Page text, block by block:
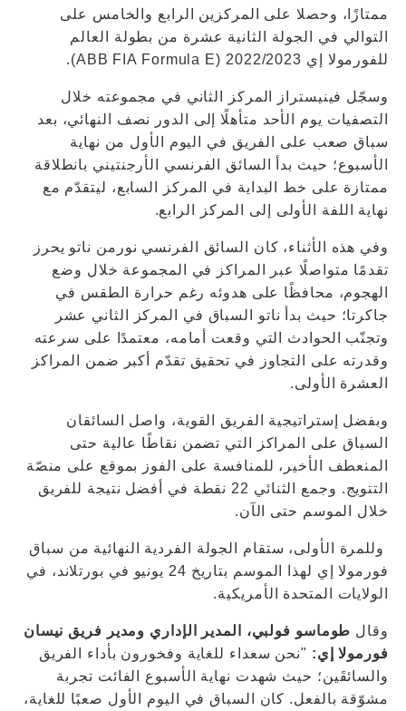
ممتازًا، وحصلا على المركزين الرابع والخامس على
التوالي في الجولة الثانية عشرة من بطولة العالم
للفورمولا إي 2022/2023 (ABB FIA Formula E).
وسجّل فينيستراز المركز الثاني في مجموعته خلال
التصفيات يوم الأحد متأهلًا إلى الدور نصف النهائي، بعد
سباق صعب على الفريق في اليوم الأول من نهاية
الأسبوع؛ حيث بدأ السائق الفرنسي الأرجنتيني بانطلاقة
ممتازة على خط البداية في المركز السابع، ليتقدّم مع
نهاية اللفة الأولى إلى المركز الرابع.
وفي هذه الأثناء، كان السائق الفرنسي نورمن ناتو يحرز
تقدمًا متواصلًا عبر المراكز في المجموعة خلال وضع
الهجوم، محافظًا على هدوئه رغم حرارة الطقس في
جاكرتا؛ حيث بدأ ناتو السباق في المركز الثاني عشر
وتجنّب الحوادث التي وقعت أمامه، معتمدًا على سرعته
وقدرته على التجاوز في تحقيق تقدّم أكبر ضمن المراكز
العشرة الأولى.
وبفضل إستراتيجية الفريق القوية، واصل السائقان
السباق على المراكز التي تضمن نقاطًا عالية حتى
المنعطف الأخير، للمنافسة على الفوز بموقع على منصّة
التتويج. وجمع الثنائي 22 نقطة في أفضل نتيجة للفريق
خلال الموسم حتى الآن.
وللمرة الأولى، ستقام الجولة الفردية النهائية من سباق
فورمولا إي لهذا الموسم بتاريخ 24 يونيو في بورتلاند، في
الولايات المتحدة الأمريكية.
وقال طوماسو فولبي، المدير الإداري ومدير فريق نيسان
فورمولا إي: "نحن سعداء للغاية وفخورون بأداء الفريق
والسائقَين؛ حيث شهدت نهاية الأسبوع الفائت تجربة
مشوّقة بالفعل. كان السباق في اليوم الأول صعبًا للغاية،